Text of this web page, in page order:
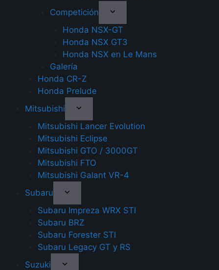
Competición
Honda NSX-GT
Honda NSX GT3
Honda NSX en Le Mans
Galería
Honda CR-Z
Honda Prelude
Mitsubishi
Mitsubishi Lancer Evolution
Mitsubishi Eclipse
Mitsubishi GTO / 3000GT
Mitsubishi FTO
Mitsubishi Galant VR-4
Subaru
Subaru Impreza WRX STI
Subaru BRZ
Subaru Forester STI
Subaru Legacy GT y RS
Suzuki